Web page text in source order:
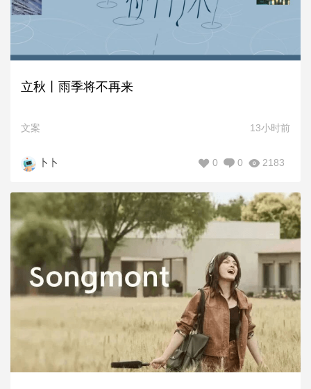
立秋丨雨季将不再来
文案 13小时前
卜卜 2183
0
0